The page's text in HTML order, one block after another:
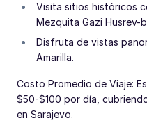
Visita sitios históricos
Mezquita Gazi Husrev-
Disfruta de vistas
Amarilla.
Costo Promedio de Viaje:
$50-$100 por día,
en Sarajevo.